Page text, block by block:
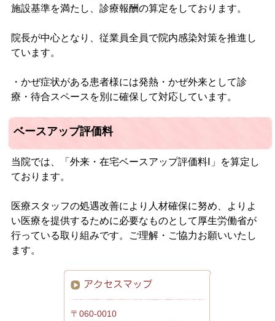
施設基準を満たし、診療報酬の算定をしております。
院長が中心となり、従業員全員で院内感染対策を推進し
ています。
・かぜ症状がある患者様には発熱・かぜ外来として診
療・待合スペースを別に確保して対応しています。
ベースアップ評価料
当院では、「外来・在宅ベースアップ評価料Ⅰ」を算定し
ております。
医療スタッフの処遇改善により人材確保に努め、よりよ
い医療を提供するために必要なものとして厚生労働省が
行っている取り組みです。ご理解・ご協力お願いいたし
ます。
〒060-0010